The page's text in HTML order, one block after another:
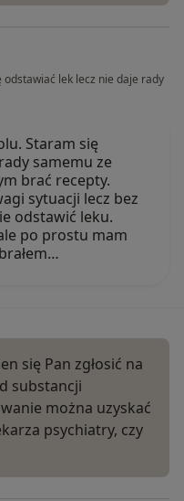
odstawiać lek lecz nie daje rady
Staram się
samemu ze
brać recepty.
sytuacji lecz bez
odstawić leku.
po prostu mam
się Pan zgłosić na
substancji
można uzyskać
psychiatry, czy